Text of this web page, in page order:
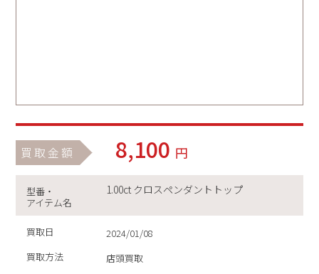
買取金額 8,100 円
型番・
アイテム名
1.00ct クロスペンダントトップ
買取日
2024/01/08
買取方法
店頭買取